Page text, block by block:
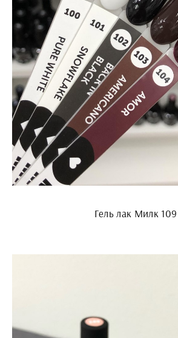
Гель лак Милк 109